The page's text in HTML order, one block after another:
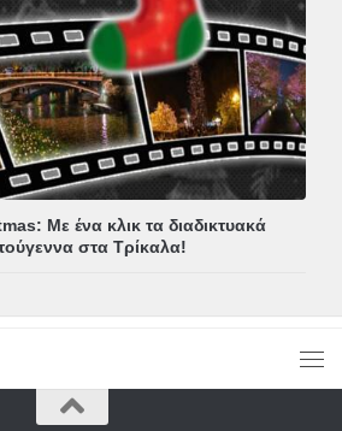
Με ένα κλικ τα διαδικτυακά
στα Τρίκαλα!